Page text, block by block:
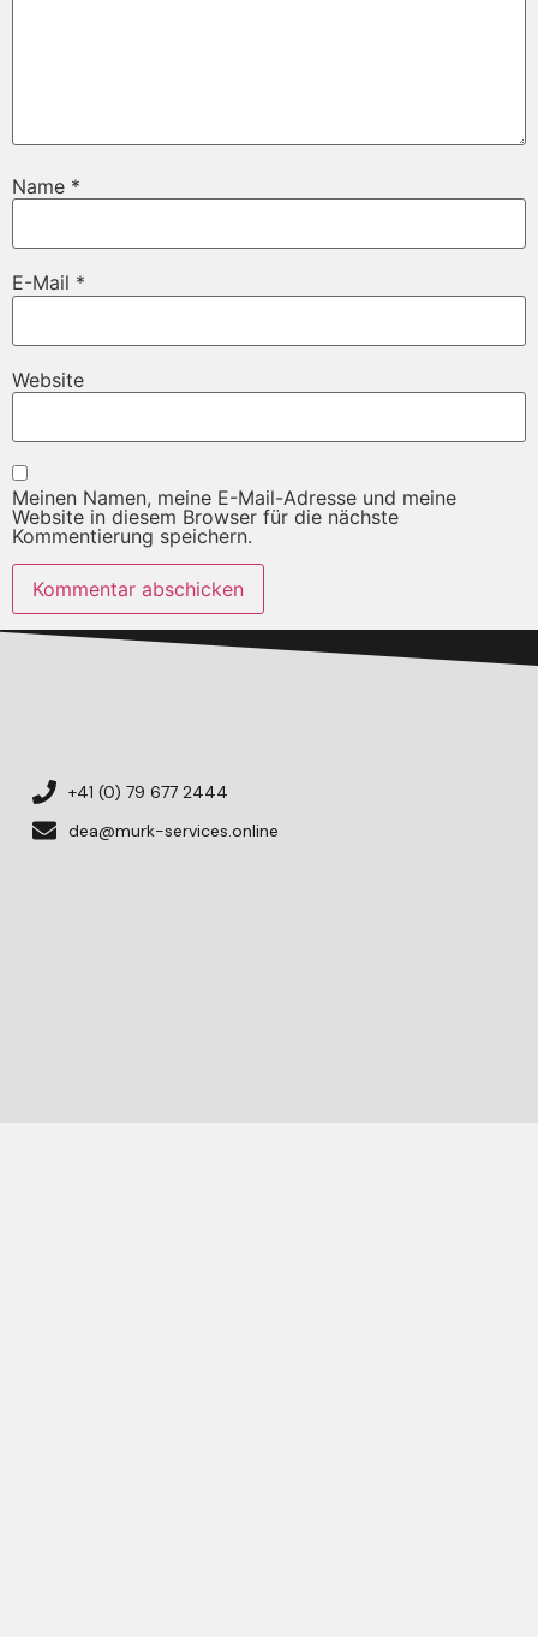
Name *
E-Mail *
Website
Meinen Namen, meine E-Mail-Adresse und meine
Website in diesem Browser für die nächste
Kommentierung speichern.
+41 (0) 79 677 2444
dea@murk-services.online